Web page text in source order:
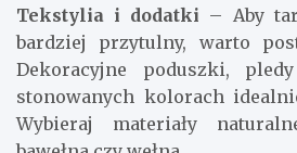
Tekstylia i dodatki – Aby
bardziej przytulny, warto
Dekoracyjne poduszki,
stonowanych kolorach
Wybieraj materiały